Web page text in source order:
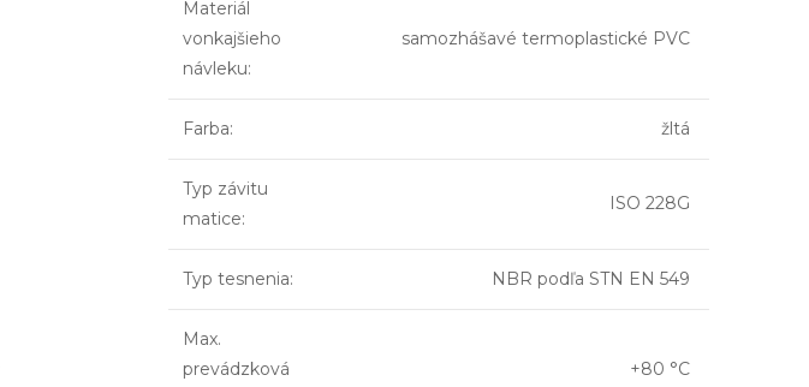
Materiál
vonkajšieho
návleku:
samozhášavé termoplastické PVC
Farba: žltá
Typ závitu
matice:
ISO 228G
Typ tesnenia: NBR podľa STN EN 549
Max.
prevádzková
+80 °C